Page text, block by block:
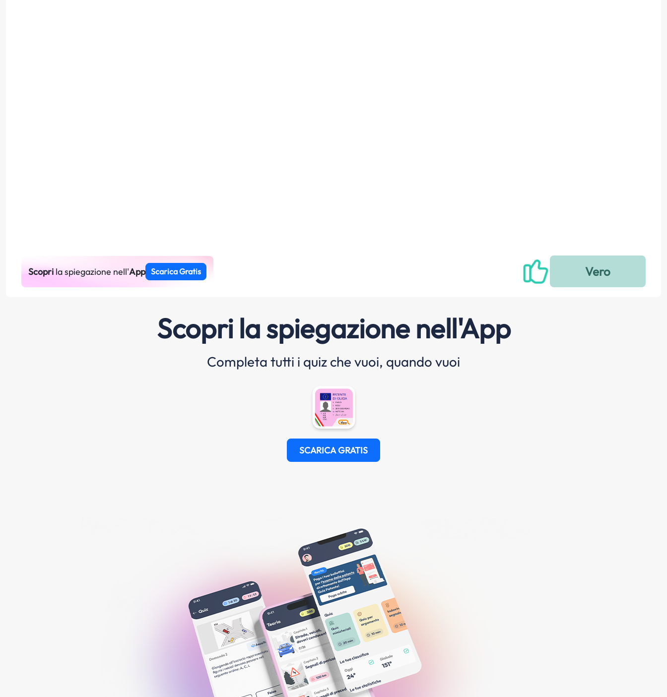
Scoprila spiegazione nell'App Scarica Gratis
Scopri la spiegazione nell'App
Completa tutti i quiz che vuoi, quando vuoi
SCARICA GRATIS